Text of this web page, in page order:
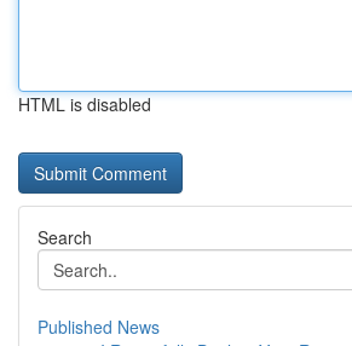
HTML is disabled
Search
Published News